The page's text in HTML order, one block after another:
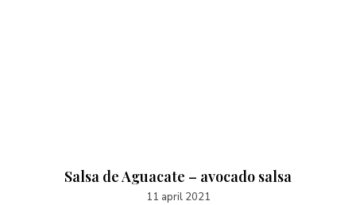
Salsa de Aguacate – avocado salsa
11 april 2021